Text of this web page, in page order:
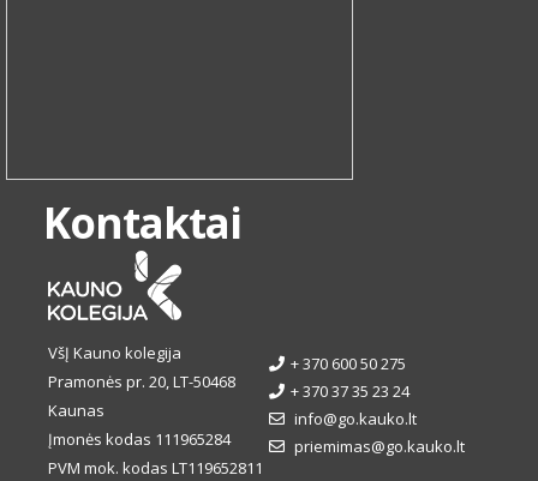
Kontaktai
VšĮ Kauno kolegija
Pramonės pr. 20, LT-50468
Kaunas
Įmonės kodas 111965284
PVM mok. kodas LT119652811
+ 370 600 50 275
+ 370 37 35 23 24
info@go.kauko.lt
priemimas@go.kauko.lt